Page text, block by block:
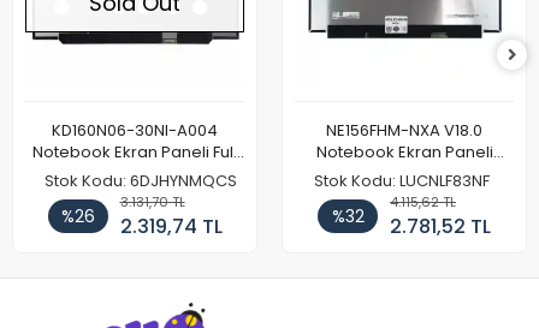
KD160N06-30NI-A004
Notebook Ekran Paneli Full
HD
Stok Kodu: 6DJHYNMQCS
%26
3.131,70 TL
2.319,74 TL
NE156FHM-NXA V18.0
Notebook Ekran Paneli
144Hz
Stok Kodu: LUCNLF83NF
%32
4.115,62 TL
2.781,52 TL